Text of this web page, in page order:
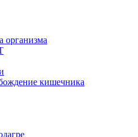
организма
кишечника